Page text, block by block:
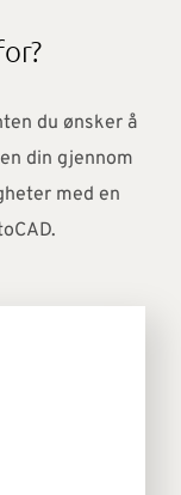
du ønsker å
din gjennom
med en